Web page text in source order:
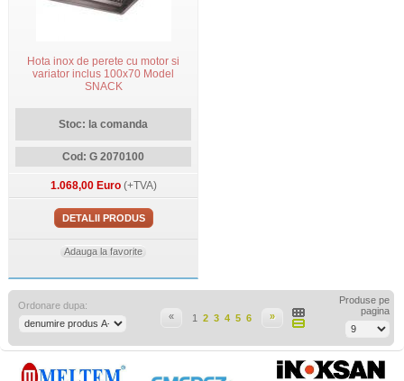
Hota inox de perete cu motor si
variator inclus 100x70 Model
SNACK
Stoc: la comanda
Cod: G 2070100
1.068,00 Euro(+TVA)
DETALII PRODUS
Adauga la favorite
Ordonare dupa:
«
1 2 3 4 5 6 »
Produse pe
pagina